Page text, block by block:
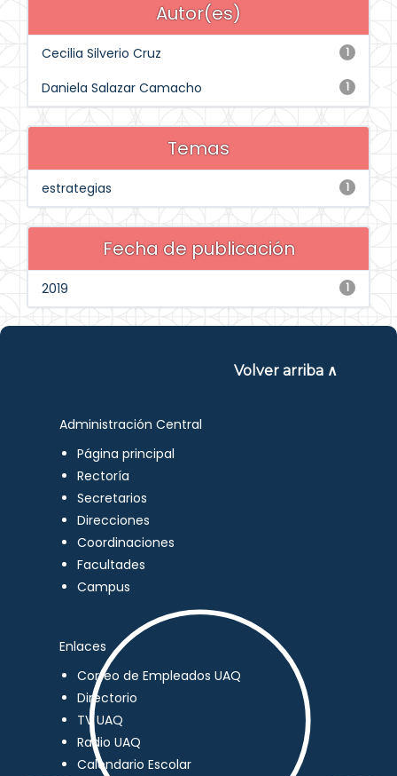
Autor(es)
1
Cecilia Silverio Cruz
1
Daniela Salazar Camacho
Temas
1
estrategias
Fecha de publicación
1
2019
Volver arriba ∧
Administración Central
Página principal
Rectoría
Secretarios
Direcciones
Coordinaciones
Facultades
Campus
Enlaces
Correo de Empleados UAQ
Directorio
TV UAQ
Radio UAQ
Calendario Escolar